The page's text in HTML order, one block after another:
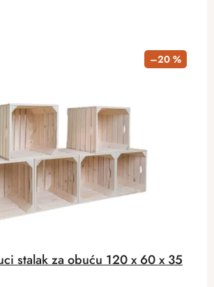
–20 %
stalak za obuću 120 x 60 x 35